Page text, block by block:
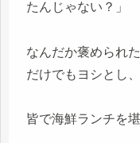
たんじゃない？」
なんだか褒められ
だけでもヨシとし、
皆で海鮮ランチを堪